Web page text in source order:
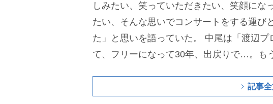
しみたい、笑っていただきたい、笑顔にな
たい、そんな思いでコンサートをする運び
た」と思いを語っていた。
中尾は「渡辺プ
て、フリーになって30年、出戻りで…。も
0何年。みんな生まれてないでしょ」と自虐
記事